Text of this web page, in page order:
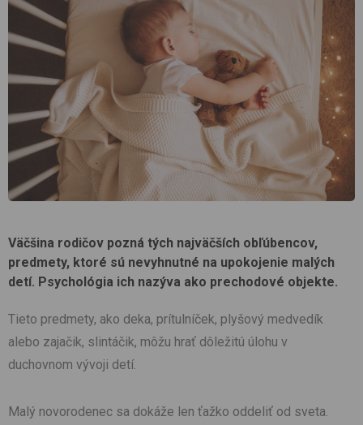
Väčšina rodičov pozná tých najväčších obľúbencov,
predmety, ktoré sú nevyhnutné na upokojenie malých
detí. Psychológia ich nazýva ako prechodové objekte.
Tieto predmety, ako deka, prítulníček, plyšový medvedík
alebo zajačik, slintáčik, môžu hrať dôležitú úlohu v
duchovnom vývoji detí.
Malý novorodenec sa dokáže len ťažko oddeliť od sveta.